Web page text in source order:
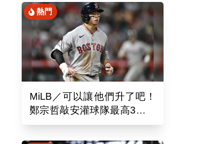
熱門
MiLB／可以讓他們升了吧！
鄭宗哲敲安灌球隊最高3打點
混血「龍仔」單場猛打賞